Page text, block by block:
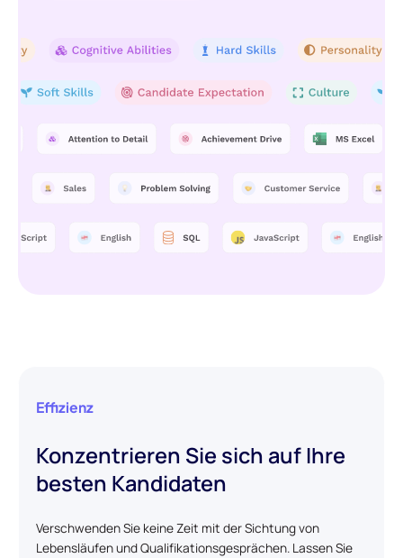
Effizienz
Konzentrieren Sie sich auf Ihre
besten Kandidaten
Verschwenden Sie keine Zeit mit der Sichtung von
Lebensläufen und Qualifikationsgesprächen. Lassen Sie